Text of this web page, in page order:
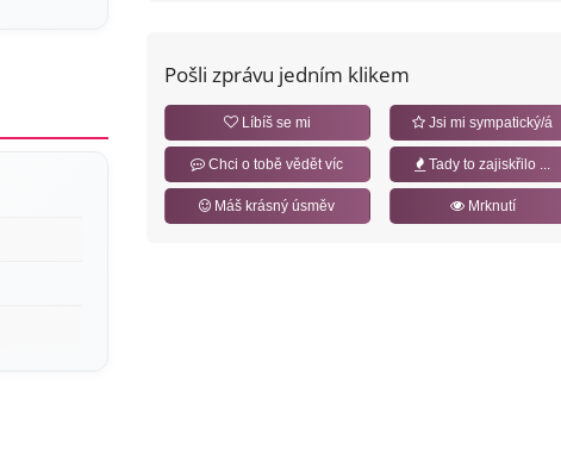
Pošli zprávu jedním klikem
Líbíš se mi Jsi mi sympatický/á
Chci o tobě vědět víc Tady to zajiskřilo ...
Máš krásný úsměv Mrknutí